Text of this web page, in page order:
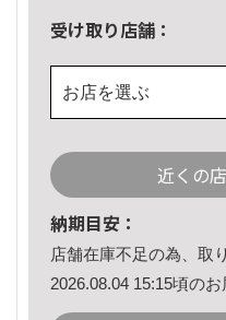
受け取り店舗：
お店を選ぶ
近くの
納期目安：
店舗在庫不足の為、取
2026.08.04 15:15頃のお